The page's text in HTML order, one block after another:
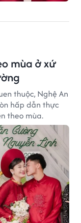
mùa ở xứ
thuộc, Nghệ An
hấp dẫn thực
theo mùa.